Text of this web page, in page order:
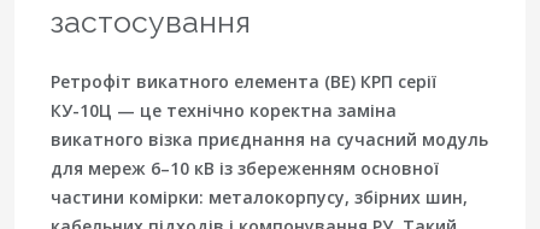
застосування
Ретрофіт викатного елемента (ВЕ) КРП серії
КУ-10Ц — це технічно коректна заміна
викатного візка приєднання на сучасний модуль
для мереж 6–10 кВ із збереженням основної
частини комірки: металокорпусу, збірних шин,